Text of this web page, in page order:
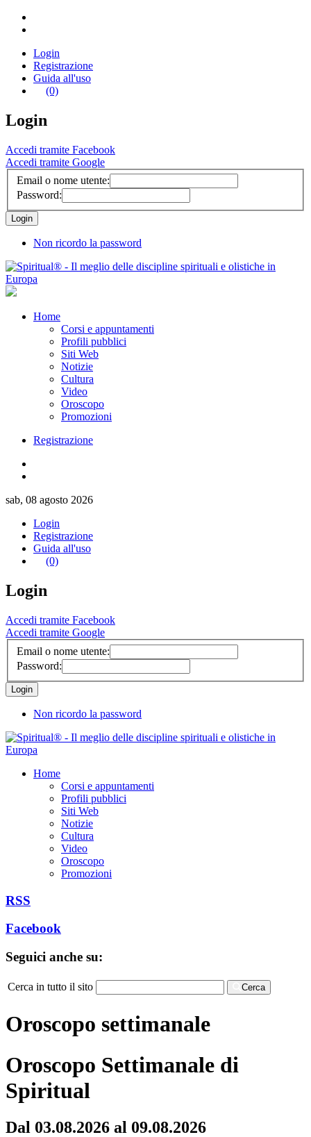
Login
Registrazione
Guida all'uso
(0)
Login
Accedi tramite Facebook
Accedi tramite Google
Email o nome utente:
Password:
Non ricordo la password
Home
Corsi e appuntamenti
Profili pubblici
Siti Web
Notizie
Cultura
Video
Oroscopo
Promozioni
Registrazione
sab, 08 agosto 2026
Login
Registrazione
Guida all'uso
(0)
Login
Accedi tramite Facebook
Accedi tramite Google
Email o nome utente:
Password:
Non ricordo la password
Home
Corsi e appuntamenti
Profili pubblici
Siti Web
Notizie
Cultura
Video
Oroscopo
Promozioni
RSS
Facebook
Seguici anche su:
Cerca in tutto il sito Cerca
Oroscopo settimanale
Oroscopo Settimanale di
Spiritual
Dal 03.08.2026 al 09.08.2026